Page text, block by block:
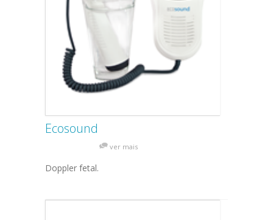
Ecosound
ver mais
Doppler fetal.